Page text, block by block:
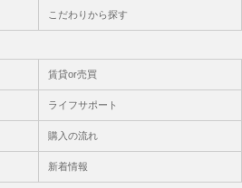
こだわりから探す
賃貸or売買
ライフサポート
購入の流れ
新着情報